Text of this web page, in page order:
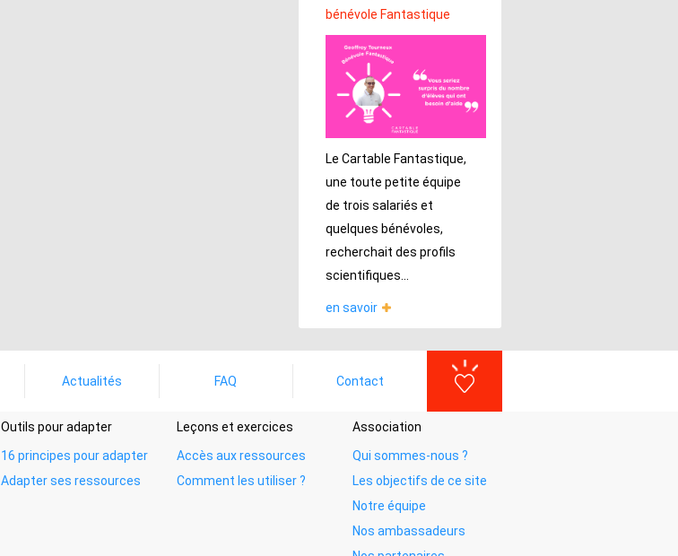
bénévole Fantastique
Le Cartable Fantastique,
une toute petite équipe
de trois salariés et
quelques bénévoles,
recherchait des profils
scientifiques...
en savoir
Actualités FAQ Contact
Outils pour adapter
16 principes pour adapter
Adapter ses ressources
Leçons et exercices
Accès aux ressources
Comment les utiliser ?
Association
Qui sommes-nous ?
Les objectifs de ce site
Notre équipe
Nos ambassadeurs